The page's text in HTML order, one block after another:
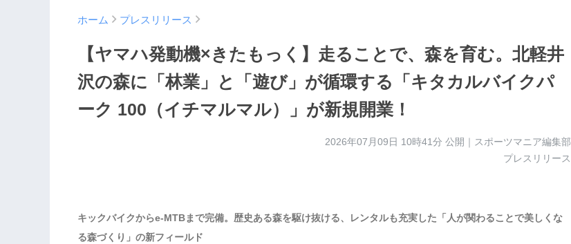
ホーム プレスリリース
【ヤマハ発動機×きたもっく】走ることで、森を育む。北軽井
沢の森に「林業」と「遊び」が循環する「キタカルバイクパ
ーク 100（イチマルマル）」が新規開業！
2026年07月09日 10時41分 公開｜スポーツマニア編集部
プレスリリース
キックバイクからe-MTBまで完備。歴史ある森を駆け抜ける、レンタルも充実した「人が関わることで美しくな
る森づくり」の新フィールド